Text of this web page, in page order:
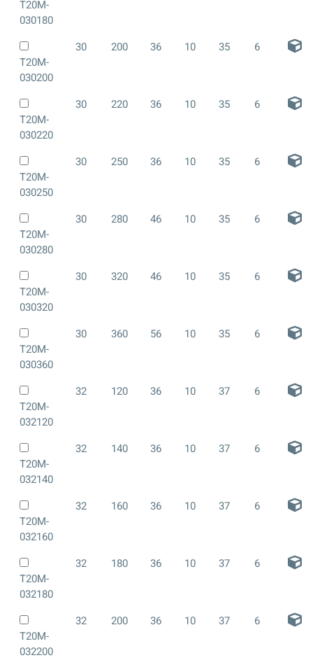
T20M-
030180
T20M-
030200
30 200 36 10 35 6
T20M-
030220
30 220 36 10 35 6
T20M-
030250
30 250 36 10 35 6
T20M-
030280
30 280 46 10 35 6
T20M-
030320
30 320 46 10 35 6
T20M-
030360
30 360 56 10 35 6
T20M-
032120
32 120 36 10 37 6
T20M-
032140
32 140 36 10 37 6
T20M-
032160
32 160 36 10 37 6
T20M-
032180
32 180 36 10 37 6
T20M-
032200
32 200 36 10 37 6